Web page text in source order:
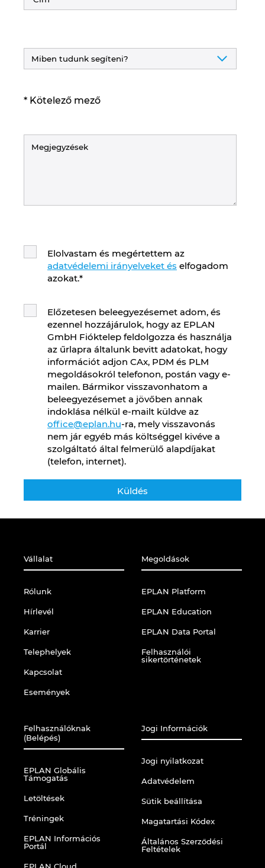
* Kötelező mező
Elolvastam és megértettem az
adatvédelemi irányelveket és elfogadom
azokat.*
Előzetesen beleegyezésemet adom, és
ezennel hozzájárulok, hogy az EPLAN
GmbH Fióktelep feldolgozza és használja
az űrlapra általunk bevitt adatokat, hogy
információt adjon CAx, PDM és PLM
megoldásokról telefonon, postán vagy e-
mailen. Bármikor visszavonhatom a
beleegyezésemet a jövőben annak
indoklása nélkül e-mailt küldve az
office@eplan.hu-ra, mely visszavonás
nem jár egyéb más költséggel kivéve a
szolgáltató által felmerülő alapdíjakat
(telefon, internet).
Vállalat
Rólunk
Hírlevél
Karrier
Telephelyek
Kapcsolat
Események
Megoldások
EPLAN Platform
EPLAN Education
EPLAN Data Portal
Felhasználói
sikertörténetek
Felhasználóknak
(Belépés)
EPLAN Globális
Támogatás
Letöltések
Tréningek
EPLAN Információs
Portál
Jogi Információk
Jogi nyilatkozat
Adatvédelem
Sütik beállítása
Magatartási Kódex
Általános Szerződési
Feltételek
Mexico
New Zealand
Norway
Romania
Singapore
Slovakia
South Africa
South Korea
Switzerland
Ukraine
United Kingdom